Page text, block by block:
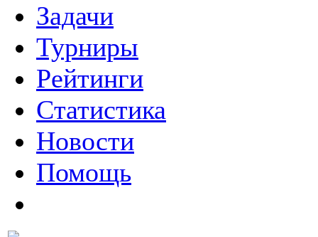
Задачи
Турниры
Рейтинги
Статистика
Новости
Помощь